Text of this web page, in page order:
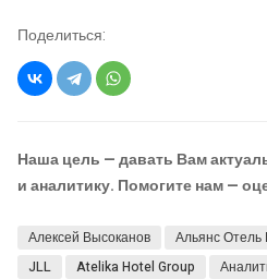
Поделиться:
Наша цель — давать Вам
и аналитику. Помогите нам —
Алексей Высоканов Альянс
JLL
Atelika Hotel Group